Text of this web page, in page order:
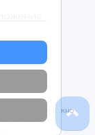
доставкой
возможно
сайта.